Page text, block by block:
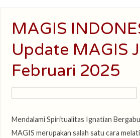
MAGIS
Update MAGIS
Februari 2025
Mendalami Spiritualitas Ignatian
MAGIS merupakan salah satu cara